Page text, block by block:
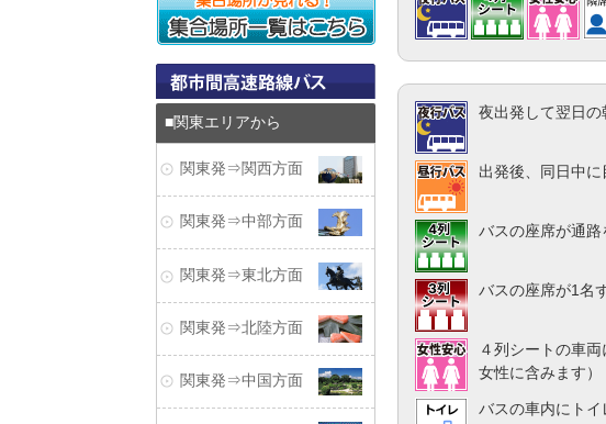
夜出発して翌日の
出発後、同日中に
バスの座席が通路
バスの座席が1名
４列シートの車
女性に含みます）
バスの車内にトイ
関東エリアから
関東発⇒関西方面
関東発⇒中部方面
関東発⇒東北方面
関東発⇒北陸方面
関東発⇒中国方面